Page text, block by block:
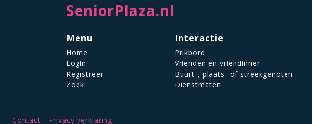
SeniorPlaza.nl
Menu
Home
Login
Registreer
Zoek
Interactie
Prikbord
Vrienden en vriendinnen
Buurt-, plaats- of streekgenoten
Dienstmaten
Contact Privacy verklaring